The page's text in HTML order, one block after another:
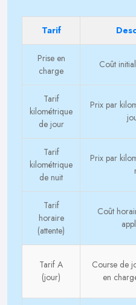
Tarif
Prise en
charge
Coût
Tarif
kilométrique
de jour
Prix par
Tarif
kilométrique
de nuit
Prix par
Tarif
horaire
(attente)
Coût
Tarif A
(jour)
Course de
en